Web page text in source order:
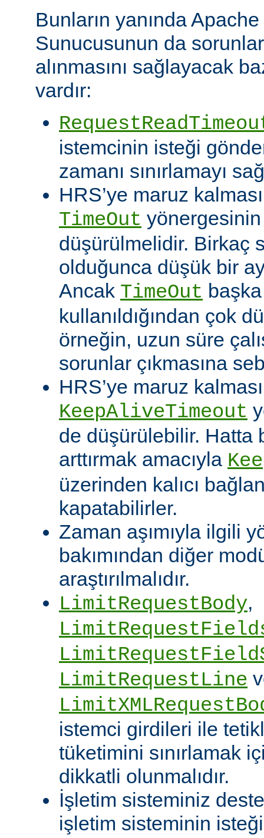
Bunların yanında
Sunucusunun da
alınmasını sağlayacak
vardır:
istemcinin isteği
zamanı sınırlamayı
HRS’ye maruz
TimeOut
düşürülmelidir. Birkaç
olduğunca düşük bir
Ancak TimeOut
kullanıldığından çok
örneğin, uzun süre
sorunlar çıkmasına
HRS’ye maruz
KeepAliveTimeout
de düşürülebilir. Hatta
arttırmak amacıyla
üzerinden kalıcı
kapatabilirler.
Zaman aşımıyla ilgili
bakımından diğer
araştırılmalıdır.
LimitRequestBody,
LimitRequestLine
istemci girdileri ile
tüketimini sınırlamak
dikkatli olunmalıdır.
İşletim sisteminiz
işletim sisteminin isteği